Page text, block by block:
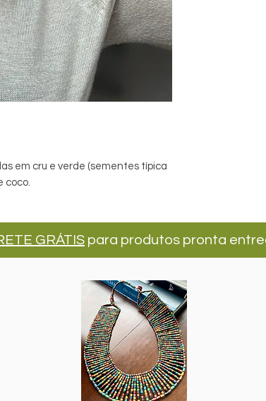
em cru e verde (sementes típica
coco.
GRÁTIS para produtos pronta